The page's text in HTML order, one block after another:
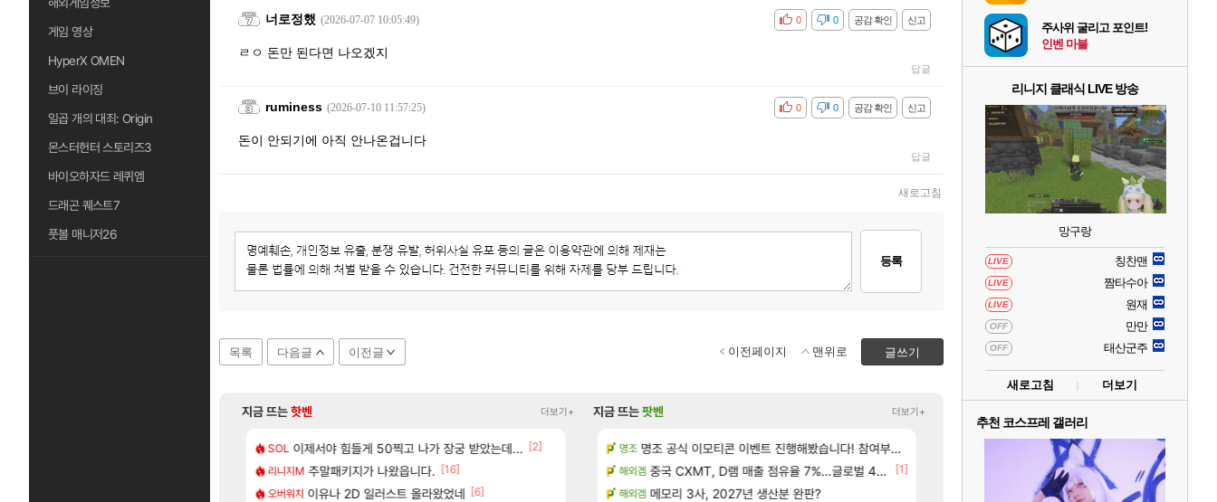
게임 영상
HyperX OMEN
브이 라이징
일곱 개의 대죄: Origin
몬스터헌터 스토리즈3
바이오하자드 레퀴엠
드래곤 퀘스트7
풋볼 매니저26
너로정했 (2026-07-07 10:05:49) 신고
공감 확인
비공감 0
0
ㄹㅇ 돈만 된다면 나오겠지
답글
ruminess (2026-07-10 11:57:25) 신고
공감 확인
비공감 0
0
돈이 안되기에 아직 안나온겁니다
답글
새로고침
등록
목록 다음글 이전글 글쓰기
이전페이지 맨위로
지금 뜨는핫벤 더보기+
SOL 이제서야 힘들게 50찍고 나가 장궁 받았는데... [2]
리니지M 주말패키지가 나왔읍니다. [16]
오버워치 이유나 2D 일러스트 올라왔었네 [6]
검은사막 풍풍풍 군왕주차가 씹이득 가성비라고 ???? [9]
메이플 베라서버 1위길드 내 대규모 인원이탈종용 추정사건
[254]
메이플 ㅇㅂ)진짜 개웃기네 ㅋㅋ
[49]
환카라를 유 에크 교환 쪼매 서운함..
[17]
후닝 780억 부자 아니였음??
[55]
환산 13만 스펙으로 삐져서 매주 수로 10만점 치고있으면 ㅋㅋ
지금 뜨는팟벤 더보기+
비스트 모든 바우에라 업그레이드 아이템 획득 위치 공략 (89개)
비스트 모든 엘리트 골렘 위치 공략 (30개) - 방랑 결투가
아스오라 카가미하라 하루 성우 정보 및 주요 필모
명조 명조 공식 이모티콘 이벤트 진행해봤습니다! 참여부터 추첨까지????
해외겜 중국 CXMT, D램 매출 점유율 7%…글로벌 4위로 부상
[1]
해외겜 메모리 3사, 2027년 생산분 완판?
모든 성소 위치 공략 (40개) - 귀환한 영혼 도전과
아키츠 아키나 성우 정보 및 주요 필모
[여행_국내] 남해 독일마을 [1]
주사위 굴리고 포인트!
인벤 마블
리니지 클래식 LIVE 방송
망구랑
LIVE 칭찬맨
LIVE 짬타수아
LIVE 원재
OFF 만만
OFF 태산군주
새로고침 더보기
추천 코스프레 갤러리